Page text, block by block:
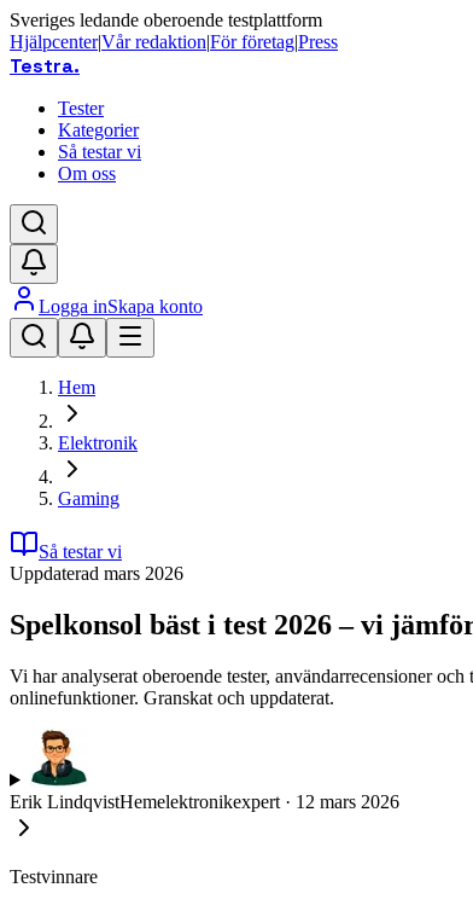
Sveriges ledande oberoende testplattform
Hjälpcenter|Vår redaktion|För företag|Press
Testra.
Tester
Kategorier
Så testar vi
Om oss
Logga inSkapa konto
Hem
Elektronik
Gaming
Så testar vi
Uppdaterad mars 2026
Spelkonsol bäst i test 2026 – vi
Vi har analyserat oberoende tester, användarrecensioner
onlinefunktioner. Granskat och uppdaterat.
Erik LindqvistHemelektronikexpert · 12 mars 2026
Testvinnare